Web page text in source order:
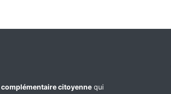
citoyenne qui